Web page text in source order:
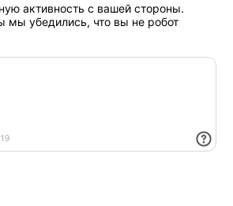
активность с вашей стороны.
мы убедились, что вы не робот